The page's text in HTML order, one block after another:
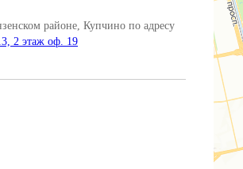
районе, Купчино по адресу
2 этаж оф. 19